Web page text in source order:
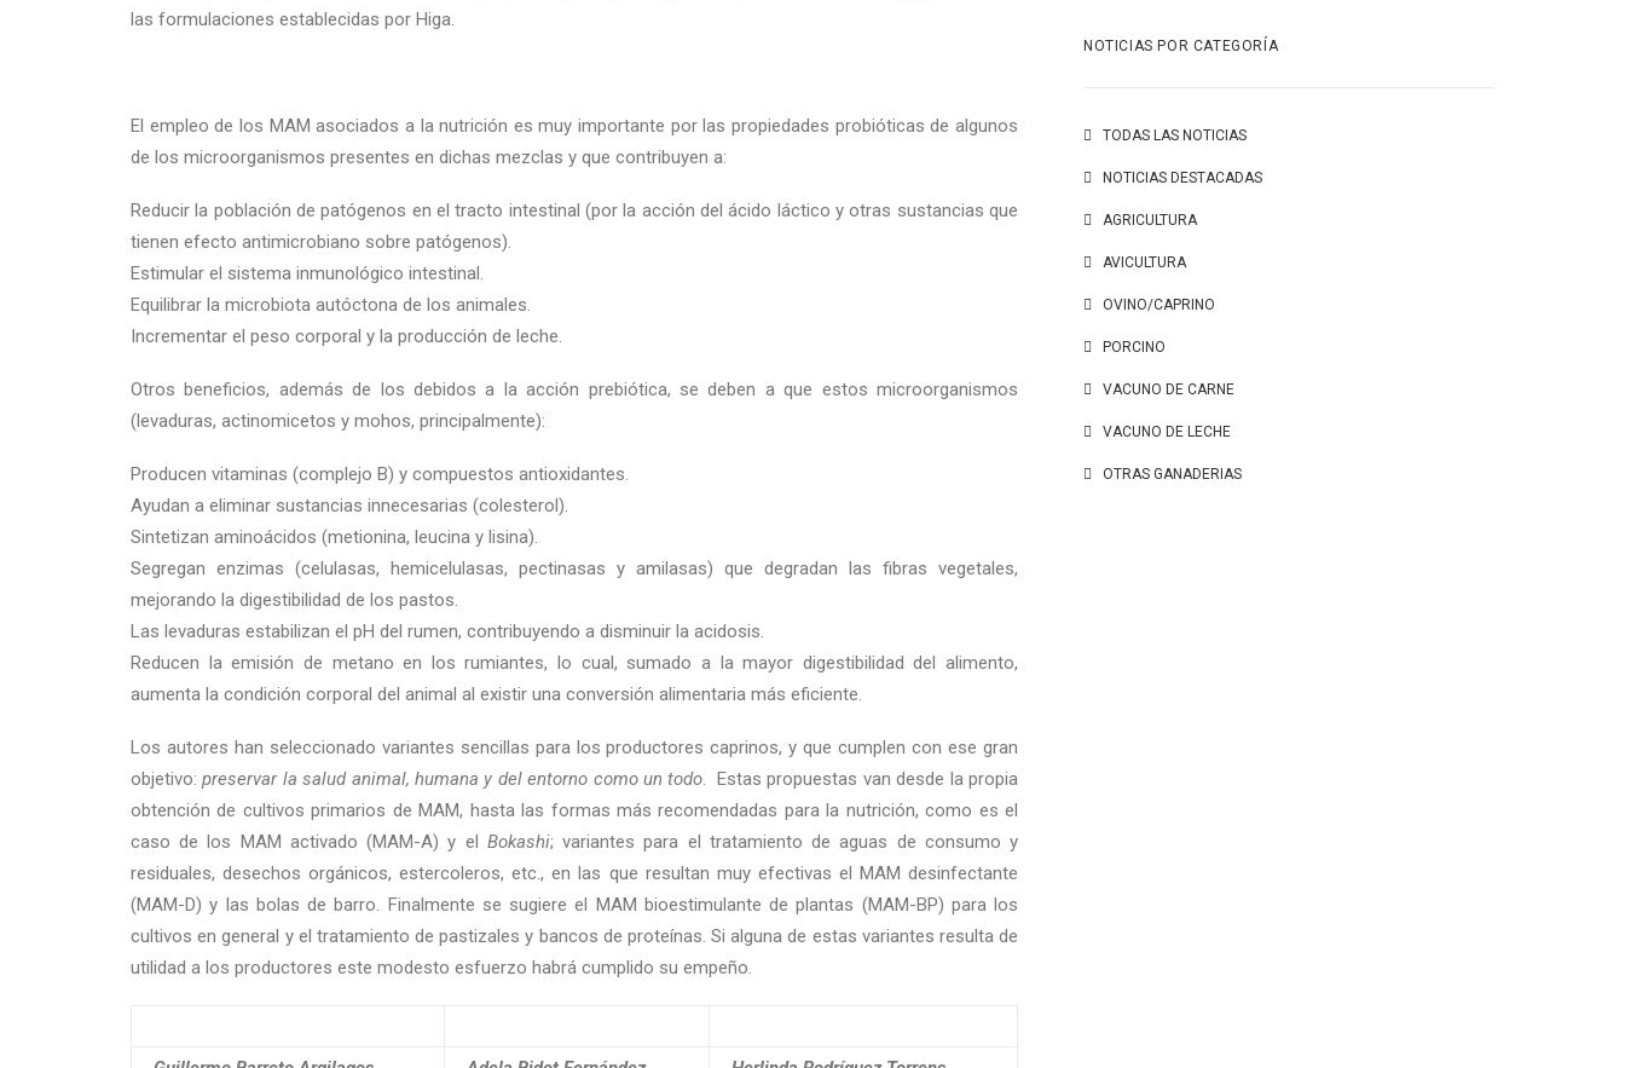
las formulaciones establecidas por Higa.
El empleo de los MAM asociados a la nutrición es muy importante por las propiedades probióticas de algunos
de los microorganismos presentes en dichas mezclas y que contribuyen a:
Reducir la población de patógenos en el tracto intestinal (por la acción del ácido láctico y otras sustancias que
tienen efecto antimicrobiano sobre patógenos).
Estimular el sistema inmunológico intestinal.
Equilibrar la microbiota autóctona de los animales.
Incrementar el peso corporal y la producción de leche.
Otros beneficios, además de los debidos a la acción prebiótica, se deben a que estos microorganismos
(levaduras, actinomicetos y mohos, principalmente):
Producen vitaminas (complejo B) y compuestos antioxidantes.
Ayudan a eliminar sustancias innecesarias (colesterol).
Sintetizan aminoácidos (metionina, leucina y lisina).
Segregan enzimas (celulasas, hemicelulasas, pectinasas y amilasas) que degradan las fibras vegetales,
mejorando la digestibilidad de los pastos.
Las levaduras estabilizan el pH del rumen, contribuyendo a disminuir la acidosis.
Reducen la emisión de metano en los rumiantes, lo cual, sumado a la mayor digestibilidad del alimento,
aumenta la condición corporal del animal al existir una conversión alimentaria más eficiente.
Los autores han seleccionado variantes sencillas para los productores caprinos, y que cumplen con ese gran
objetivo:preservar la salud animal, humana y del entorno como un todo. Estas propuestas van desde la propia
obtención de cultivos primarios de MAM, hasta las formas más recomendadas para la nutrición, como es el
caso de los MAM activado (MAM-A) y el Bokashi; variantes para el tratamiento de aguas de consumo y
residuales, desechos orgánicos, estercoleros, etc., en las que resultan muy efectivas el MAM desinfectante
(MAM-D) y las bolas de barro. Finalmente se sugiere el MAM bioestimulante de plantas (MAM-BP) para los
cultivos en general y el tratamiento de pastizales y bancos de proteínas. Si alguna de estas variantes resulta de
utilidad a los productores este modesto esfuerzo habrá cumplido su empeño.
NOTICIAS POR CATEGORÍA
TODAS LAS NOTICIAS
NOTICIAS DESTACADAS
AGRICULTURA
AVICULTURA
OVINO/CAPRINO
PORCINO
VACUNO DE CARNE
VACUNO DE LECHE
OTRAS GANADERIAS